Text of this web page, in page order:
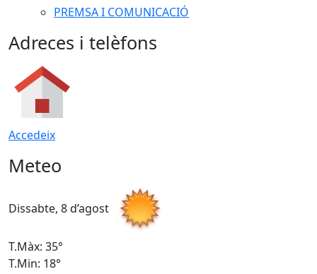
PREMSA I COMUNICACIÓ
Adreces i telèfons
Accedeix
Meteo
Dissabte, 8 d’agost
T.Màx: 35°
T.Min: 18°